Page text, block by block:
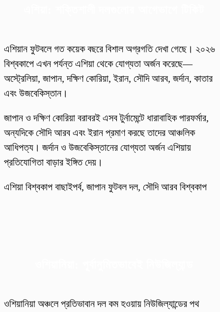
এশিয়ান ফুটবলে গত কয়েক বছরে বিশাল অগ্রগতি দেখা গেছে। ২০২৬
বিশ্বকাপে এখন পর্যন্ত এশিয়া থেকে যোগ্যতা অর্জন করেছে—
অস্ট্রেলিয়া, জাপান, দক্ষিণ কোরিয়া, ইরান, সৌদি আরব, জর্দান, কাতার
এবং উজবেকিস্তান।
জাপান ও দক্ষিণ কোরিয়া বরাবরই এসব টুর্নামেন্টে ধারাবাহিক পারফর্মার,
অন্যদিকে সৌদি আরব এবং ইরান প্রমাণ করছে তাদের আঞ্চলিক
আধিপত্য। জর্দান ও উজবেকিস্তানের যোগ্যতা অর্জন এশিয়ায়
প্রতিযোগিতা বাড়ার ইঙ্গিত দেয়।
এশিয়া বিশ্বকাপ বাছাইপর্ব, জাপান ফুটবল দল, সৌদি আরব বিশ্বকাপ
ওশিয়ানিয়া অঞ্চলে প্রতিভাবান দল কম হওয়ায় নিউজিল্যান্ডের পথ